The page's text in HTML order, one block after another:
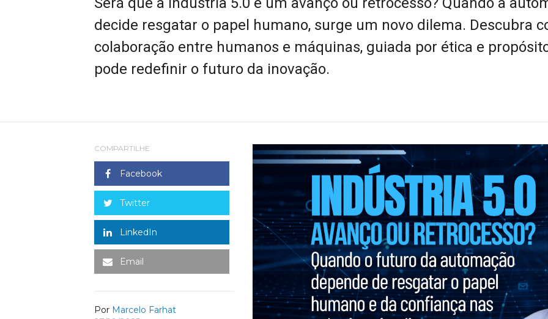
decide resgatar o papel humano, surge um novo dilema. Descubra
colaboração entre humanos e máquinas, guiada por ética e
pode redefinir o futuro da inovação.
COMPARTILHE
Facebook
Twitter
LinkedIn
Email
Por Marcelo Farhat